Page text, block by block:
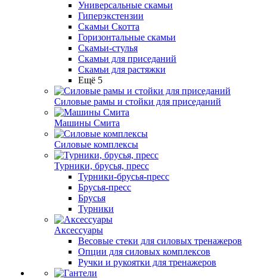
Универсальные скамьи
Гиперэкстензии
Скамьи Скотта
Горизонтальные скамьи
Скамьи-стулья
Скамьи для приседаний
Скамьи для растяжки
Ещё 5
Силовые рамы и стойки для приседаний
Машины Смита
Силовые комплексы
Турники, брусья, пресс
Турники-брусья-пресс
Брусья-пресс
Брусья
Турники
Аксессуары
Весовые стеки для силовых тренажеров
Опции для силовых комплексов
Ручки и рукоятки для тренажеров